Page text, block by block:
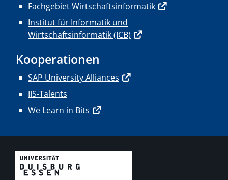
Fachgebiet Wirtschaftsinformatik
Institut für Informatik und
Wirtschaftsinformatik (ICB)
Kooperationen
SAP University Alliances
IIS-Talents
We Learn in Bits